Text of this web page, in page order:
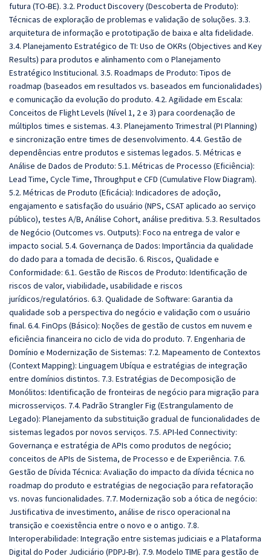
futura (TO-BE). 3.2. Product Discovery (Descoberta de Produto):
Técnicas de exploração de problemas e validação de soluções. 3.3.
arquitetura de informação e prototipação de baixa e alta fidelidade.
3.4. Planejamento Estratégico de TI: Uso de OKRs (Objectives and Key
Results) para produtos e alinhamento com o Planejamento
Estratégico Institucional. 3.5. Roadmaps de Produto: Tipos de
roadmap (baseados em resultados vs. baseados em funcionalidades)
e comunicação da evolução do produto. 4.2. Agilidade em Escala:
Conceitos de Flight Levels (Nível 1, 2 e 3) para coordenação de
múltiplos times e sistemas. 4.3. Planejamento Trimestral (PI Planning)
e sincronização entre times de desenvolvimento. 4.4. Gestão de
dependências entre produtos e sistemas legados. 5. Métricas e
Análise de Dados de Produto: 5.1. Métricas de Processo (Eficiência):
Lead Time, Cycle Time, Throughput e CFD (Cumulative Flow Diagram).
5.2. Métricas de Produto (Eficácia): Indicadores de adoção,
engajamento e satisfação do usuário (NPS, CSAT aplicado ao serviço
público), testes A/B, Análise Cohort, análise preditiva. 5.3. Resultados
de Negócio (Outcomes vs. Outputs): Foco na entrega de valor e
impacto social. 5.4. Governança de Dados: Importância da qualidade
do dado para a tomada de decisão. 6. Riscos, Qualidade e
Conformidade: 6.1. Gestão de Riscos de Produto: Identificação de
riscos de valor, viabilidade, usabilidade e riscos
jurídicos/regulatórios. 6.3. Qualidade de Software: Garantia da
qualidade sob a perspectiva do negócio e validação com o usuário
final. 6.4. FinOps (Básico): Noções de gestão de custos em nuvem e
eficiência financeira no ciclo de vida do produto. 7. Engenharia de
Domínio e Modernização de Sistemas: 7.2. Mapeamento de Contextos
(Context Mapping): Linguagem Ubíqua e estratégias de integração
entre domínios distintos. 7.3. Estratégias de Decomposição de
Monólitos: Identificação de fronteiras de negócio para migração para
microsserviços. 7.4. Padrão Strangler Fig (Estrangulamento de
Legado): Planejamento da substituição gradual de funcionalidades de
sistemas legados por novos serviços. 7.5. API-led Connectivity:
Governança e estratégia de APIs como produtos de negócio;
conceitos de APIs de Sistema, de Processo e de Experiência. 7.6.
Gestão de Dívida Técnica: Avaliação do impacto da dívida técnica no
roadmap do produto e estratégias de negociação para refatoração
vs. novas funcionalidades. 7.7. Modernização sob a ótica de negócio:
Justificativa de investimento, análise de risco operacional na
transição e coexistência entre o novo e o antigo. 7.8.
Interoperabilidade: Integração entre sistemas judiciais e a Plataforma
Digital do Poder Judiciário (PDPJ-Br). 7.9. Modelo TIME para gestão de